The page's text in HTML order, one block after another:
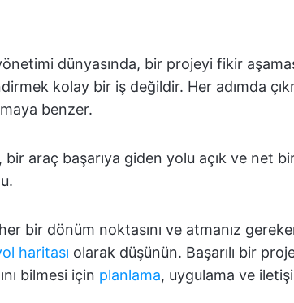
dünyasında, bir projeyi fikir
kolay bir iş değildir. Her adımda
benzer.
bir araç başarıya giden yolu açık ve net
bir dönüm noktasını ve atmanız
haritası olarak düşünün. Başarılı bir
bilmesi için planlama, uygulama ve